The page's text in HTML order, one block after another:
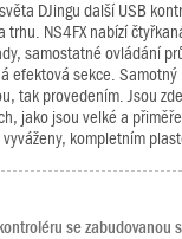
DJingu další USB
trhu. NS4FX nabízí
samostatné ovládání
efektová sekce.
tak provedením. Jsou
jako jsou velké a
kompletním
se zabudovanou